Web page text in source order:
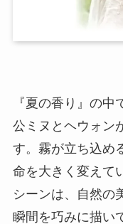
『夏の香り』の
公ミヌとヘウォン
す。霧が立ち込め
命を大きく変えて
シーンは、自然の
瞬間を巧みに描い